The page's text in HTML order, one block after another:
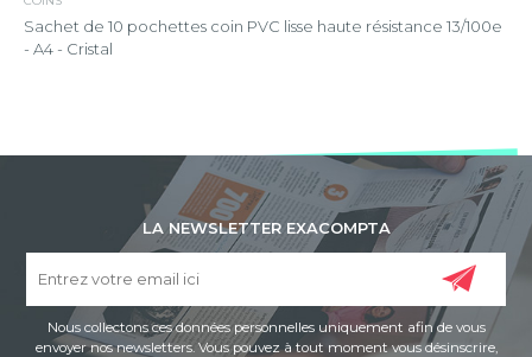
Sachet de 10 pochettes coin PVC lisse haute résistance 13/100e
- A4 - Cristal
LA NEWSLETTER EXACOMPTA
Nous collectons ces données personnelles uniquement afin de vous
envoyer nos newsletters. Vous pouvez à tout moment vous désinscrire,